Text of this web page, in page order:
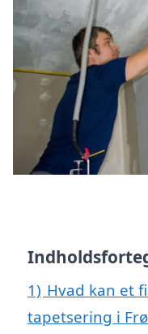
1) Hvad kan et
tapetsering i